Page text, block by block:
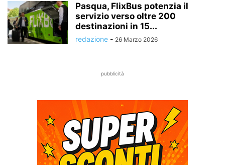
Pasqua, FlixBus potenzia il
servizio verso oltre 200
destinazioni in 15...
redazione - 26 Marzo 2026
pubblicità